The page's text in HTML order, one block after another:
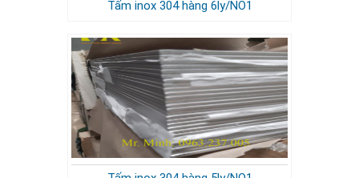
Tấm inox 304 hàng 6ly/NO1